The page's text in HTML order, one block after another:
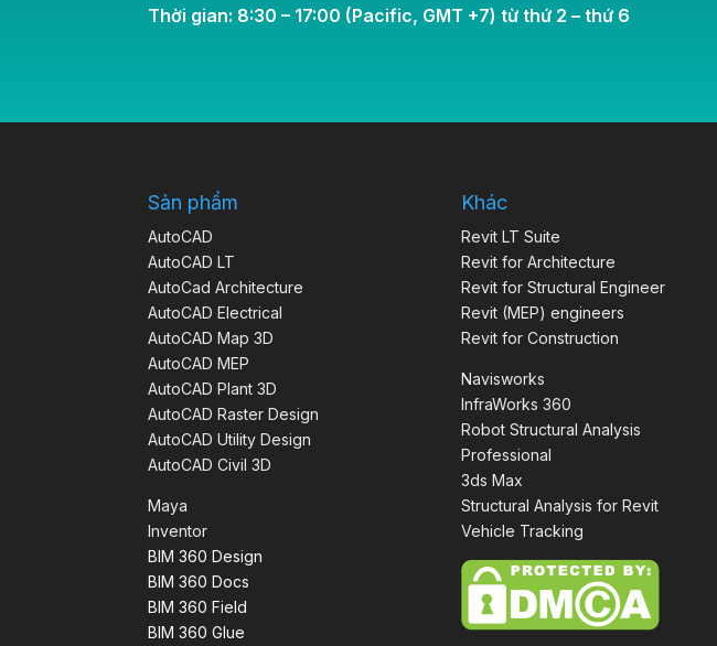
Thời gian: 8:30 – 17:00 (Pacific, GMT +7) từ thứ 2 – thứ 6
Sản phẩm
AutoCAD
AutoCAD LT
AutoCad Architecture
AutoCAD Electrical
AutoCAD Map 3D
AutoCAD MEP
AutoCAD Plant 3D
AutoCAD Raster Design
AutoCAD Utility Design
AutoCAD Civil 3D
Maya
Inventor
BIM 360 Design
BIM 360 Docs
BIM 360 Field
BIM 360 Glue
Khác
Revit LT Suite
Revit for Architecture
Revit for Structural Engineer
Revit (MEP) engineers
Revit for Construction
Navisworks
InfraWorks 360
Robot Structural Analysis
Professional
3ds Max
Structural Analysis for Revit
Vehicle Tracking